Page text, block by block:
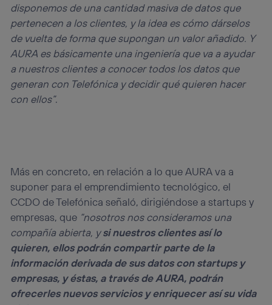
disponemos de una cantidad masiva de datos que
pertenecen a los clientes, y la idea es cómo dárselos
de vuelta de forma que supongan un valor añadido. Y
AURA es básicamente una ingeniería que va a ayudar
a nuestros clientes a conocer todos los datos que
generan con Telefónica y decidir qué quieren hacer
con ellos”.
Más en concreto, en relación a lo que AURA va a
suponer para el emprendimiento tecnológico, el
CCDO de Telefónica señaló, dirigiéndose a startups y
empresas, que “nosotros nos consideramos una
compañía abierta, ysi nuestros clientes así lo
quieren, ellos podrán compartir parte de la
información derivada de sus datos con startups y
empresas, y éstas, a través de AURA, podrán
ofrecerles nuevos servicios y enriquecer así su vida